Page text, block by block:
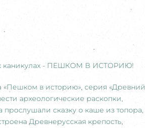
каникулах - ПЕШКОМ В ИСТОРИЮ!
«Пешком в историю», серия «Древний
археологические раскопки,
сказку о каше из топора,
Древнерусская крепость,